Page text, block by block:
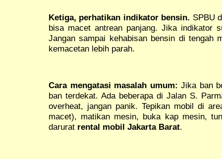
Ketiga, perhatikan indikator bensin. SPBU
bisa macet antrean panjang. Jika indikator
Jangan sampai kehabisan bensin di
kemacetan lebih parah.
Cara mengatasi masalah umum: Jika ban
ban terdekat. Ada beberapa di Jalan S.
overheat, jangan panik. Tepikan mobil di
macet), matikan mesin, buka kap mesin,
darurat rental mobil Jakarta Barat.